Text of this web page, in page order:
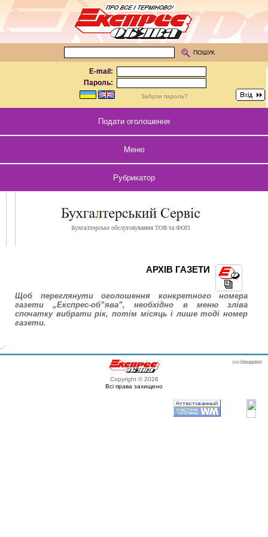
E-mail:
Пароль:
Забули пароль?
ПОШУК
Подати оголошення
Меню
Рубрикатор
АРХІВ ГАЗЕТИ
Щоб переглянути оголошення конкретного номера
газети „Експрес-об”ява”, необхідно в меню зліва
спочатку вибрати рік, потім місяць і лише тоді номер
газети.
Copyright © 2026
Всі права захищено
webmaster
itexpert